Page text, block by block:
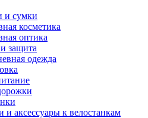
и сумки
косметика
оптика
защита
одежда
и аксессуары к велостанкам